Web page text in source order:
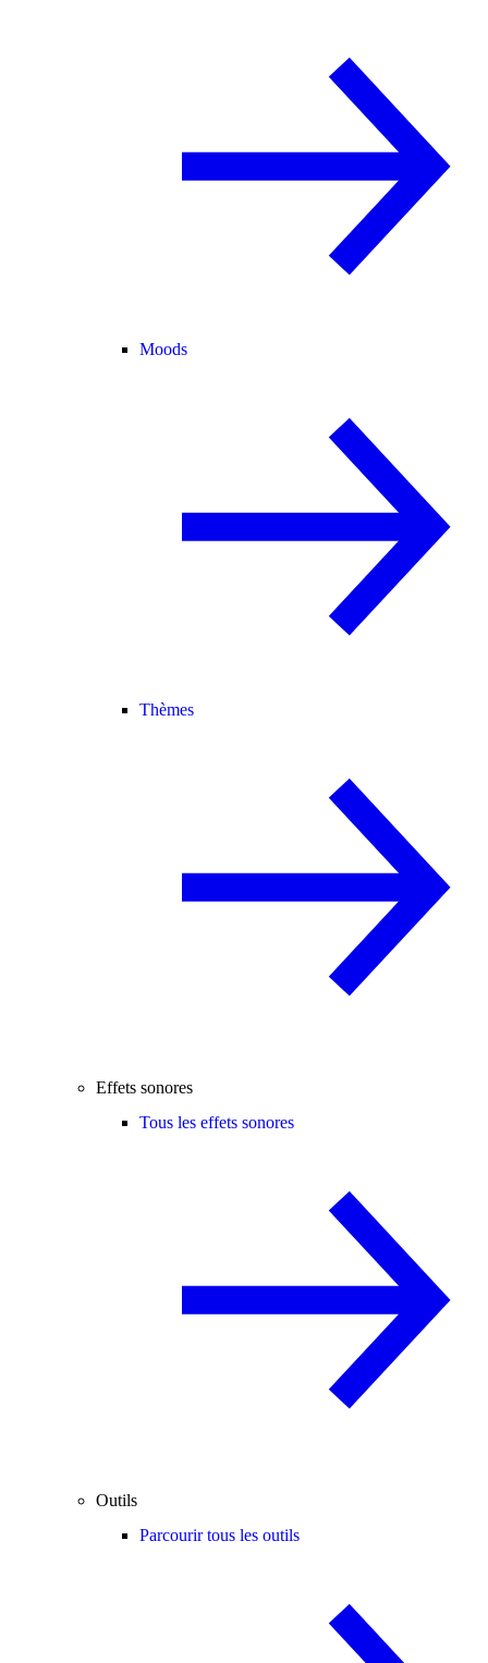
Moods
Thèmes
Effets sonores
Tous les effets sonores
Outils
Parcourir tous les outils